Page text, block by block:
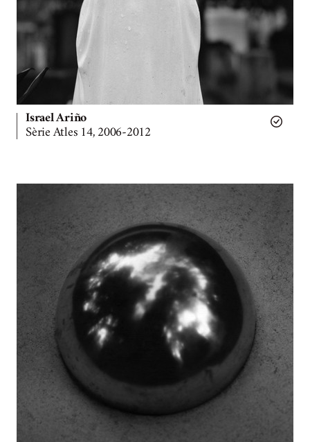
Israel Ariño
Sèrie Atles 14, 2006-2012